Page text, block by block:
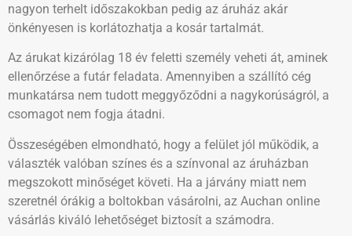
nagyon terhelt időszakokban pedig az áruház akár
önkényesen is korlátozhatja a kosár tartalmát.
Az árukat kizárólag 18 év feletti személy veheti át, aminek
ellenőrzése a futár feladata. Amennyiben a szállító cég
munkatársa nem tudott meggyőződni a nagykorúságról, a
csomagot nem fogja átadni.
Összeségében elmondható, hogy a felület jól működik, a
választék valóban színes és a színvonal az áruházban
megszokott minőséget követi. Ha a járvány miatt nem
szeretnél órákig a boltokban vásárolni, az Auchan online
vásárlás kiváló lehetőséget biztosít a számodra.